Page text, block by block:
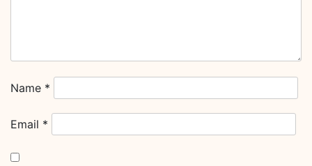
Name *
Email *